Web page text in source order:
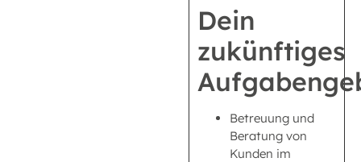
Dein
zukünftiges
Betreuung und
Beratung von
Kunden im